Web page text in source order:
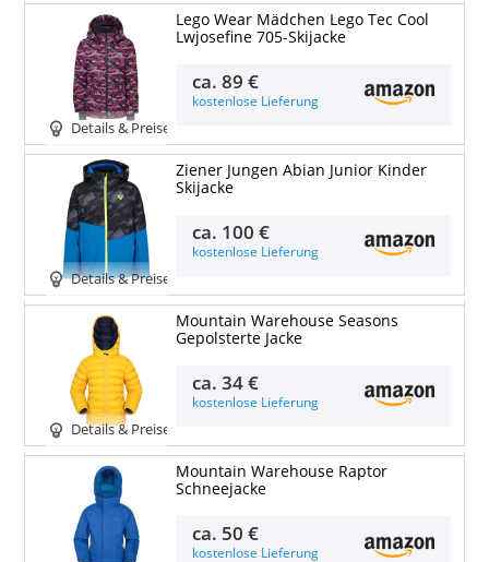
Details & Preise
Lego Wear Mädchen Lego Tec Cool
Lwjosefine 705-Skijacke
ca.89 €
kostenlose Lieferung
Details & Preise
Ziener Jungen Abian Junior Kinder
Skijacke
ca. 100 €
kostenlose Lieferung
Details & Preise
Mountain Warehouse Seasons
Gepolsterte Jacke
ca.34 €
kostenlose Lieferung
Mountain Warehouse Raptor
Schneejacke
ca. 50 €
kostenlose Lieferung